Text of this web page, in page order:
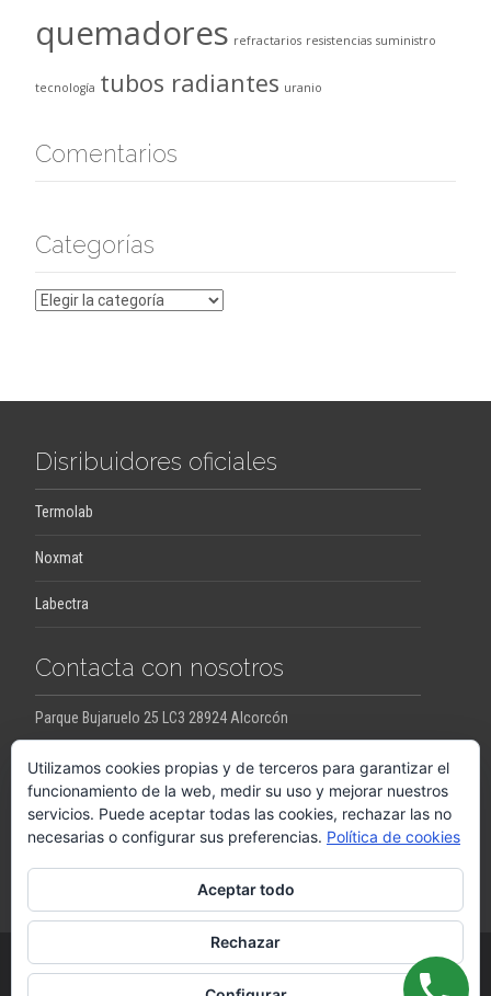
quemadores refractarios resistencias suministro
tecnología tubos radiantes uranio
Comentarios
Categorías
Categorías
Disribuidores oficiales
Termolab
Noxmat
Labectra
Contacta con nosotros
Parque Bujaruelo 25 LC3 28924 Alcorcón
jesus.ortega@pro-con.es raquel.ortega@pro-con.es
Llámanos
+34648290063
Copyright © PROCON
Utilizamos cookies propias y de terceros para garantizar el
funcionamiento de la web, medir su uso y mejorar nuestros
servicios. Puede aceptar todas las cookies, rechazar las no
necesarias o configurar sus preferencias. Política de cookies
Aceptar todo
Rechazar